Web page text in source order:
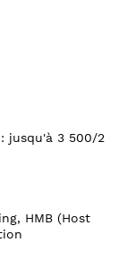
jusqu'à 3 500/2
HMB (Host